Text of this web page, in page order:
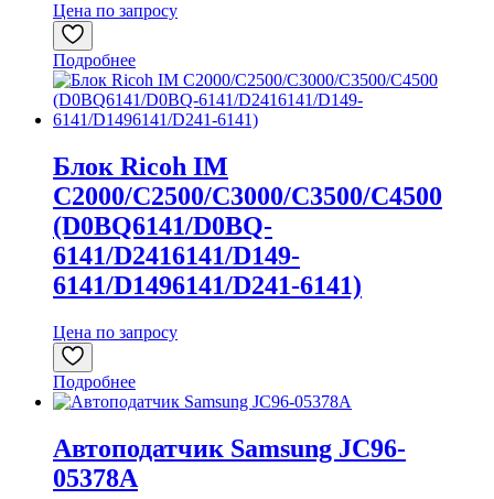
Цена по запросу
Подробнее
Блок Ricoh IM
C2000/C2500/C3000/C3500/C4500
(D0BQ6141/D0BQ-
6141/D2416141/D149-
6141/D1496141/D241-6141)
Цена по запросу
Подробнее
Автоподатчик Samsung JC96-
05378A